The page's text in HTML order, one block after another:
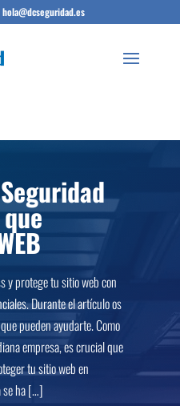
hola@dcseguridad.es
y protege tu sitio web con
Durante el artículo os
pueden ayudarte. Como
empresa, es crucial que
tu sitio web en
se ha […]